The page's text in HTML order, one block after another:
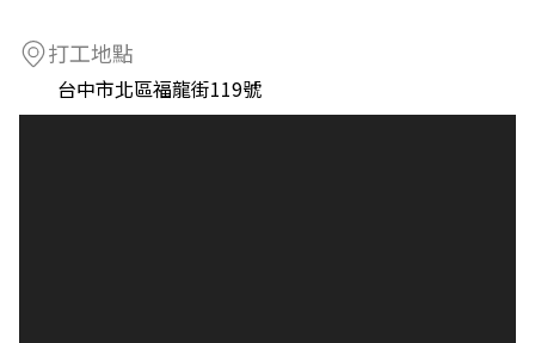
打工地點
台中市北區福龍街119號